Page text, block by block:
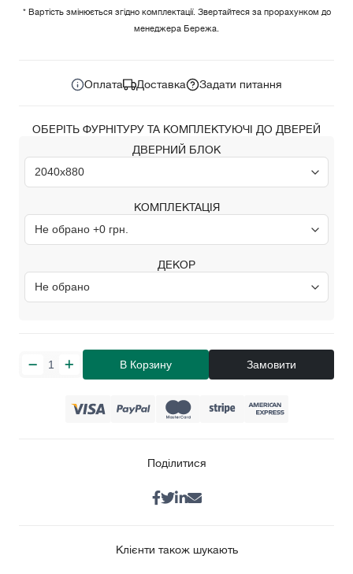
* Вартість змінюється згідно комплектації. Звертайтеся за прорахунком до
менеджера Бережа.
Оплата Доставка Задати питання
ОБЕРІТЬ ФУРНІТУРУ ТА КОМПЛЕКТУЮЧІ ДО ДВЕРЕЙ
ДВЕРНИЙ БЛОК
КОМПЛЕКТАЦІЯ
ДЕКОР
В Корзину Замовити
Поділитися
Клієнти також шукають